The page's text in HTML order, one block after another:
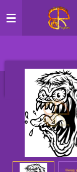
direct
hoofdinhoud